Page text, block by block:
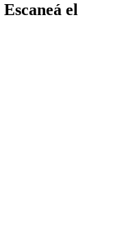
Escaneá el